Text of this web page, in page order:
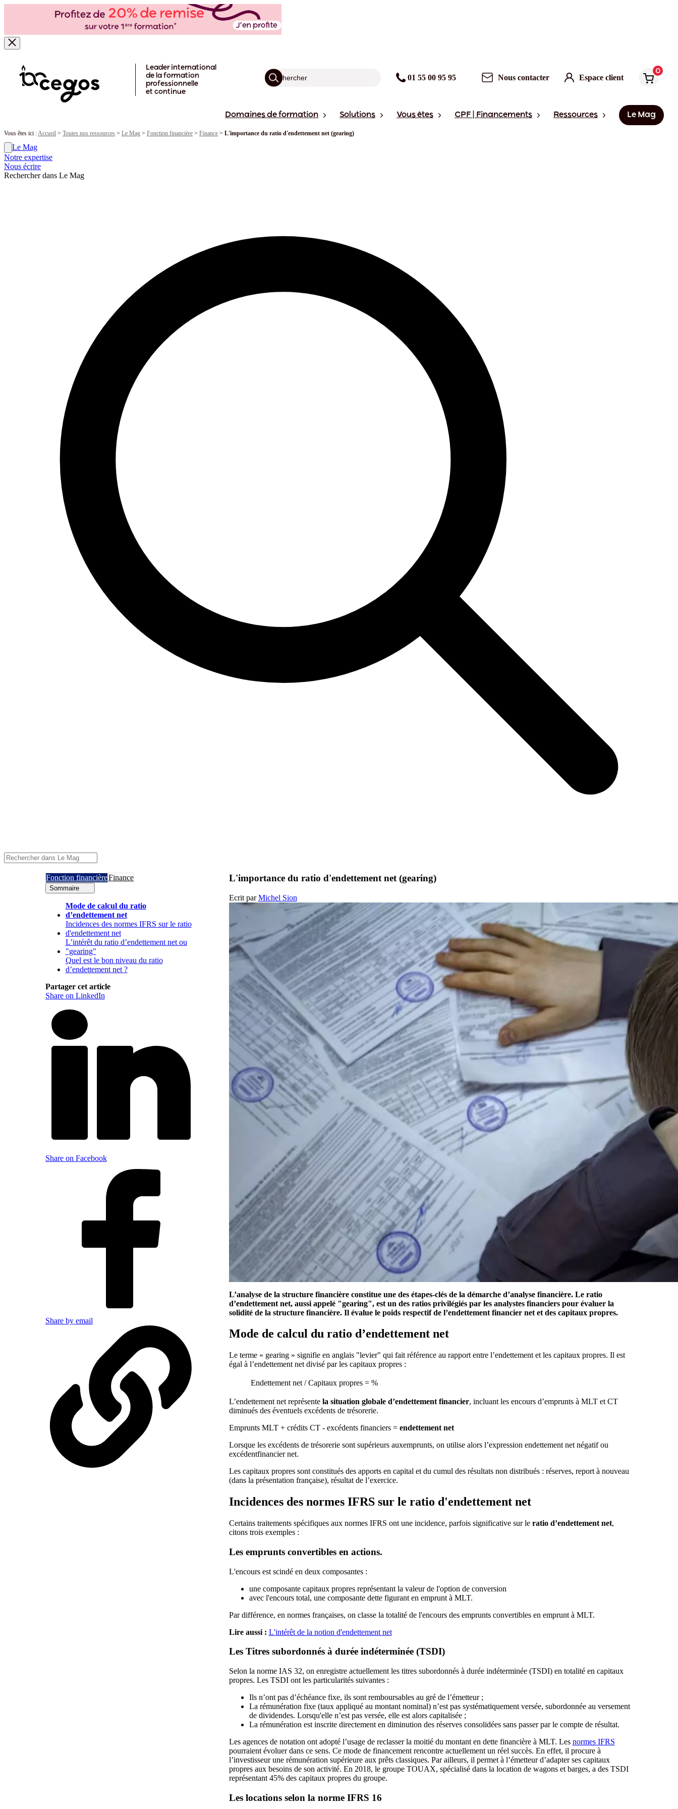
Leader international
de la formation
professionnelle
et continue
01 55 00 95 95 Nous contacter Espace client
0
Domaines de formation Solutions Vous êtes CPF | Financements Ressources Le Mag
Vous êtes ici :Accueil > Toutes nos ressources > Le Mag > Fonction financière > Finance > L'importance du ratio d'endettement net (gearing)
Le Mag
Notre expertise
Nous écrire
Rechercher dans Le Mag
Fonction financièreFinance
Sommaire
Mode de calcul du ratio
d’endettement net
Incidences des normes IFRS sur le ratio
d'endettement net
L’intérêt du ratio d’endettement net ou
"gearing"
Quel est le bon niveau du ratio
d’endettement net ?
Partager cet article
Share on LinkedIn
Share on Facebook
Share by email
L'importance du ratio d'endettement net (gearing)
Ecrit parMichel Sion
L’analyse de la structure financière constitue une des étapes-clés de la démarche d’analyse financière. Le ratio
d’endettement net, aussi appelé "gearing", est un des ratios privilégiés par les analystes financiers pour évaluer la
solidité de la structure financière. Il évalue le poids respectif de l’endettement financier net et des capitaux propres.
Mode de calcul du ratio d’endettement net
Le terme « gearing » signifie en anglais "levier" qui fait référence au rapport entre l’endettement et les capitaux propres. Il est
égal à l’endettement net divisé par les capitaux propres :
Endettement net / Capitaux propres = %
L’endettement net représente la situation globale d’endettement financier, incluant les encours d’emprunts à MLT et CT
diminués des éventuels excédents de trésorerie.
Emprunts MLT + crédits CT - excédents financiers = endettement net
Lorsque les excédents de trésorerie sont supérieurs auxemprunts, on utilise alors l’expression endettement net négatif ou
excédentfinancier net.
Les capitaux propres sont constitués des apports en capital et du cumul des résultats non distribués : réserves, report à nouveau
(dans la présentation française), résultat de l’exercice.
Incidences des normes IFRS sur le ratio d'endettement net
Certains traitements spécifiques aux normes IFRS ont une incidence, parfois significative sur le ratio d’endettement net,
citons trois exemples :
Les emprunts convertibles en actions.
L'encours est scindé en deux composantes :
une composante capitaux propres représentant la valeur de l'option de conversion
avec l'encours total, une composante dette figurant en emprunt à MLT.
Par différence, en normes françaises, on classe la totalité de l'encours des emprunts convertibles en emprunt à MLT.
Lire aussi : L'intérêt de la notion d'endettement net
Les Titres subordonnés à durée indéterminée (TSDI)
Selon la norme IAS 32, on enregistre actuellement les titres subordonnés à durée indéterminée (TSDI) en totalité en capitaux
propres. Les TSDI ont les particularités suivantes :
Ils n’ont pas d’échéance fixe, ils sont remboursables au gré de l’émetteur ;
La rémunération fixe (taux appliqué au montant nominal) n’est pas systématiquement versée, subordonnée au versement
de dividendes. Lorsqu'elle n’est pas versée, elle est alors capitalisée ;
La rémunération est inscrite directement en diminution des réserves consolidées sans passer par le compte de résultat.
Les agences de notation ont adopté l’usage de reclasser la moitié du montant en dette financière à MLT. Les normes IFRS
pourraient évoluer dans ce sens. Ce mode de financement rencontre actuellement un réel succès. En effet, il procure à
l’investisseur une rémunération supérieure aux prêts classiques. Par ailleurs, il permet à l’émetteur d’adapter ses capitaux
propres aux besoins de son activité. En 2018, le groupe TOUAX, spécialisé dans la location de wagons et barges, a des TSDI
représentant 45% des capitaux propres du groupe.
Les locations selon la norme IFRS 16